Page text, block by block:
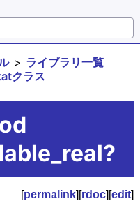
ライブラリ一覧
クラス
[permalink][rdoc][edit]